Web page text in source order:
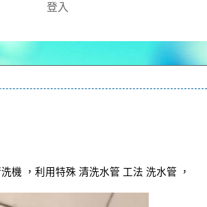
登入
機 ，利用特殊 清洗水管 工法 洗水管 ，